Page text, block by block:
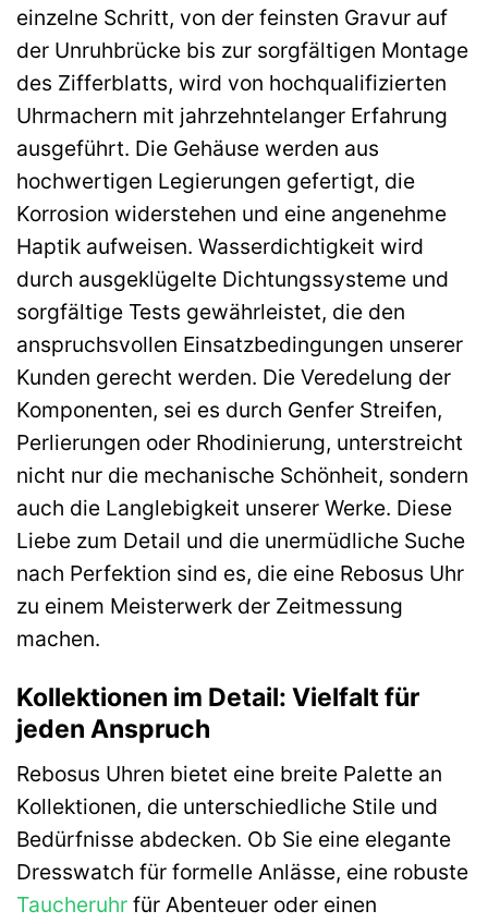
einzelne Schritt, von der feinsten Gravur auf
der Unruhbrücke bis zur sorgfältigen Montage
des Zifferblatts, wird von hochqualifizierten
Uhrmachern mit jahrzehntelanger Erfahrung
ausgeführt. Die Gehäuse werden aus
hochwertigen Legierungen gefertigt, die
Korrosion widerstehen und eine angenehme
Haptik aufweisen. Wasserdichtigkeit wird
durch ausgeklügelte Dichtungssysteme und
sorgfältige Tests gewährleistet, die den
anspruchsvollen Einsatzbedingungen unserer
Kunden gerecht werden. Die Veredelung der
Komponenten, sei es durch Genfer Streifen,
Perlierungen oder Rhodinierung, unterstreicht
nicht nur die mechanische Schönheit, sondern
auch die Langlebigkeit unserer Werke. Diese
Liebe zum Detail und die unermüdliche Suche
nach Perfektion sind es, die eine Rebosus Uhr
zu einem Meisterwerk der Zeitmessung
machen.
Kollektionen im Detail: Vielfalt für
jeden Anspruch
Rebosus Uhren bietet eine breite Palette an
Kollektionen, die unterschiedliche Stile und
Bedürfnisse abdecken. Ob Sie eine elegante
Dresswatch für formelle Anlässe, eine robuste
Taucheruhr für Abenteuer oder einen